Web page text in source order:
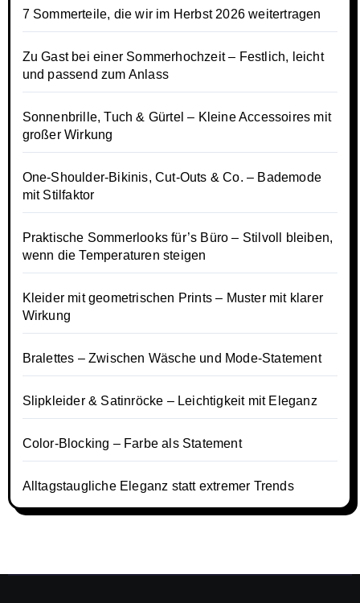
7 Sommerteile, die wir im Herbst 2026 weitertragen
Zu Gast bei einer Sommerhochzeit – Festlich, leicht
und passend zum Anlass
Sonnenbrille, Tuch & Gürtel – Kleine Accessoires mit
großer Wirkung
One-Shoulder-Bikinis, Cut-Outs & Co. – Bademode
mit Stilfaktor
Praktische Sommerlooks für’s Büro – Stilvoll bleiben,
wenn die Temperaturen steigen
Kleider mit geometrischen Prints – Muster mit klarer
Wirkung
Bralettes – Zwischen Wäsche und Mode-Statement
Slipkleider & Satinröcke – Leichtigkeit mit Eleganz
Color-Blocking – Farbe als Statement
Alltagstaugliche Eleganz statt extremer Trends